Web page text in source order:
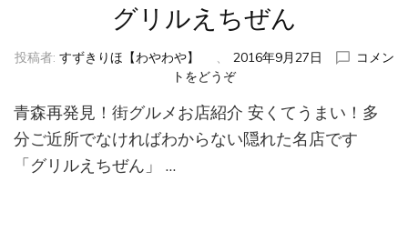
グリルえちぜん
投稿者: すずきりほ【わやわや】 2016年9月27日
コメン
トをどうぞ(グ
ル
え
ち
青森再発見！街グルメお店紹介 安くてうまい！多
分ご近所でなければわからない隠れた名店です
「グリルえちぜん」 …